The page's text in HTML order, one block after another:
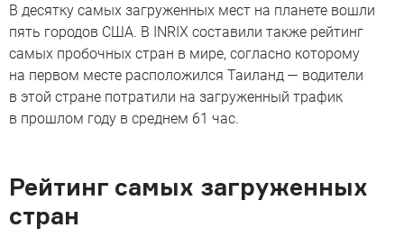
В десятку самых загруженных мест на планете вошли
пять городов США. В INRIX составили также рейтинг
самых пробочных стран в мире, согласно которому
на первом месте расположился Таиланд — водители
в этой стране потратили на загруженный трафик
в прошлом году в среднем 61 час.
Рейтинг самых загруженных
стран